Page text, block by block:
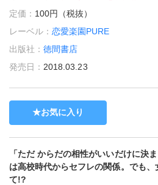
定価： 100円（税抜）
レーベル：恋愛楽園PURE
出版社：徳間書店
発売日： 2018.03.23
お気に入り
「ただ からだの相性がいいだけに決
は高校時代からセフレの関係。でも
て!?